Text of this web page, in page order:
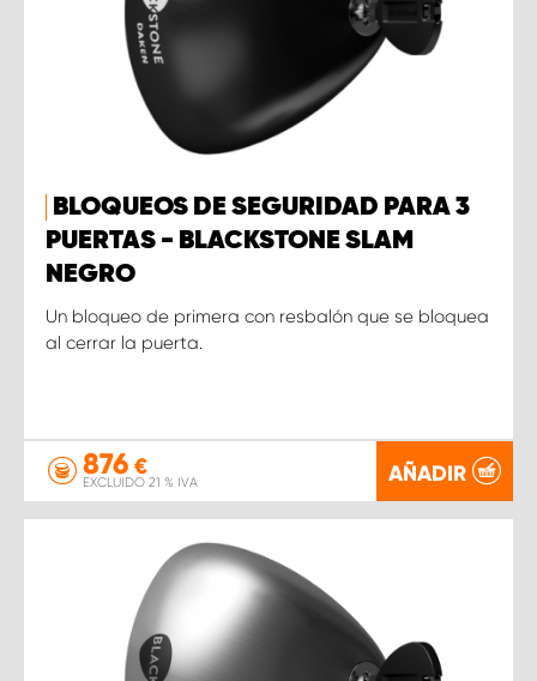
BLOQUEOS DE SEGURIDAD PARA 3
PUERTAS - BLACKSTONE SLAM
NEGRO
Un bloqueo de primera con resbalón que se bloquea
al cerrar la puerta.
876 €
EXCLUIDO 21 % IVA AÑADIR